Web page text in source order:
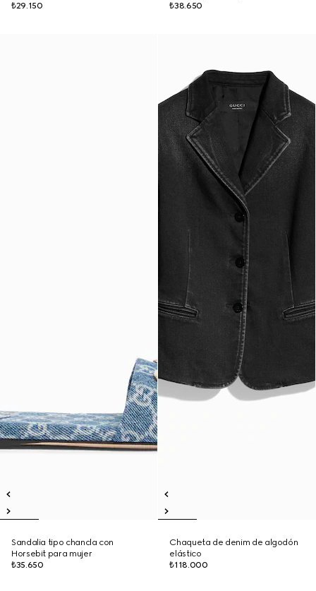
₺29.150
₺38.650
Sandalia tipo chancla con
Horsebit para mujer
₺35.650
Chaqueta de denim de algodón
elástico
₺118.000